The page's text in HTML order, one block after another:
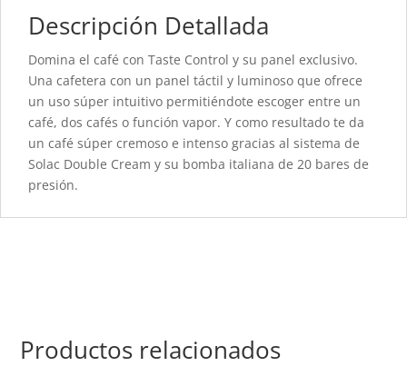
Descripción Detallada
Domina el café con Taste Control y su panel exclusivo.
Una cafetera con un panel táctil y luminoso que ofrece
un uso súper intuitivo permitiéndote escoger entre un
café, dos cafés o función vapor. Y como resultado te da
un café súper cremoso e intenso gracias al sistema de
Solac Double Cream y su bomba italiana de 20 bares de
presión.
Productos relacionados